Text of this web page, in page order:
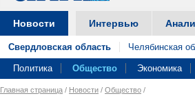
Новости Интервью
Свердловская область Челябинская
Политика Общество Экономика
Главная страница / Новости / Общество /